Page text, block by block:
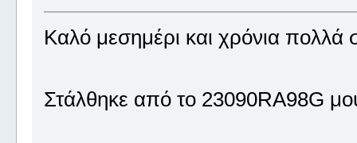
Καλό μεσημέρι και χρόνια πολλά
Στάλθηκε από το 23090RA98G